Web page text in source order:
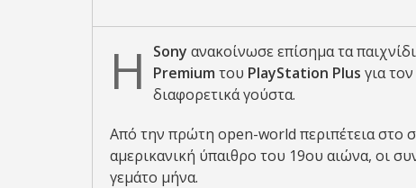
Η Sony ανακοίνωσε επίσημα τα
Premium του PlayStation Plus για
διαφορετικά γούστα.
Από την πρώτη open-world περιπέτεια στο
αμερικανική ύπαιθρο του 19ου αιώνα, οι
γεμάτο μήνα.